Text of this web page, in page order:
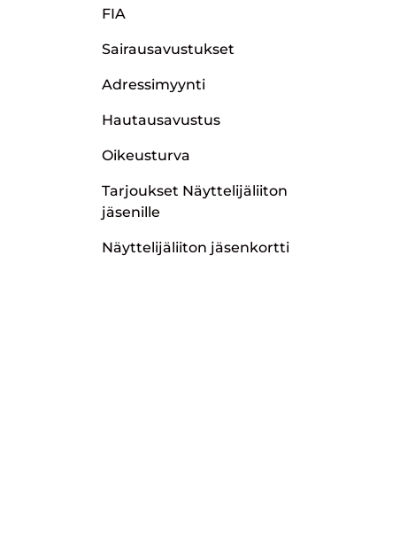
FIA
Sairausavustukset
Adressimyynti
Hautausavustus
Oikeusturva
Tarjoukset Näyttelijäliiton
jäsenille
Näyttelijäliiton jäsenkortti